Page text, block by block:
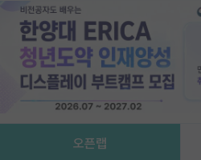
오픈랩